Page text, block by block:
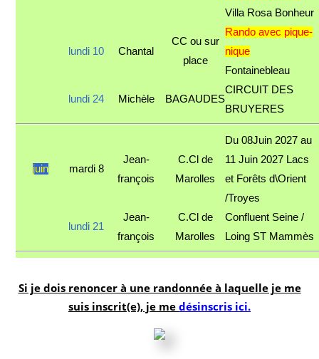
Villa Rosa Bonheur
lundi 10 Chantal
CC ou sur
place
Rando avec pique-
nique
Fontainebleau
lundi 24 Michèle BAGAUDES
CIRCUIT DES
BRUYERES
juin mardi 8
Jean-
françois
C.Cl de
Marolles
Du 08Juin 2027 au
11 Juin 2027 Lacs
et Forêts d\Orient
/Troyes
lundi 21
Jean-
françois
C.Cl de
Marolles
Confluent Seine /
Loing ST Mammès
Si je dois renoncer à une randonnée à laquelle je me
suis inscrit(e), je me désinscris ici.